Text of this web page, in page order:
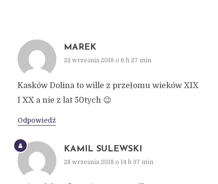
MAREK
22 września 2018 o 6 h 27 min
Kasków Dolina to wille z przełomu wieków XIX
I XX a nie z lat 50tych 😉
Odpowiedź
KAMIL SULEWSKI
28 września 2018 o 14 h 37 min